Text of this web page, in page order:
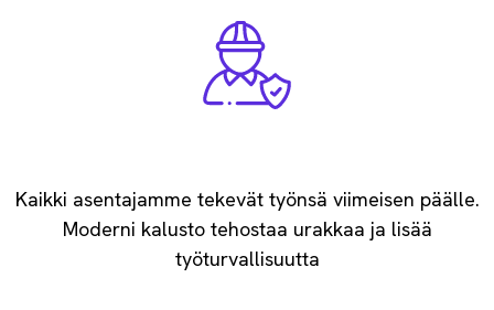
Kaikki asentajamme tekevät työnsä viimeisen päälle.
Moderni kalusto tehostaa urakkaa ​ja lisää
työturvallisuutta